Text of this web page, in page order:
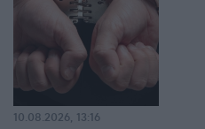
10.08.2026, 13:16